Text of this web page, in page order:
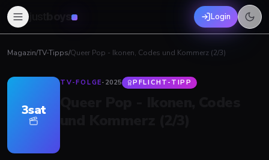
boys Login
Magazin/TV-Tipps/Queer Pop - Ikonen, Codes und Kommerz (2/3)
3sat
TV-FOLGE· 2025 PFLICHT-TIPP